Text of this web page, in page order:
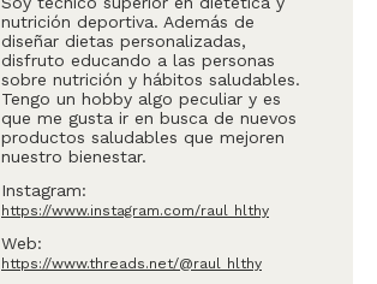
nutrición deportiva. Además de
diseñar dietas personalizadas,
disfruto educando a las personas
sobre nutrición y hábitos saludables.
Tengo un hobby algo peculiar y es
que me gusta ir en busca de nuevos
productos saludables que mejoren
nuestro bienestar.
Instagram:
https://www.instagram.com/raul_hlthy
Web:
https://www.threads.net/@raul_hlthy